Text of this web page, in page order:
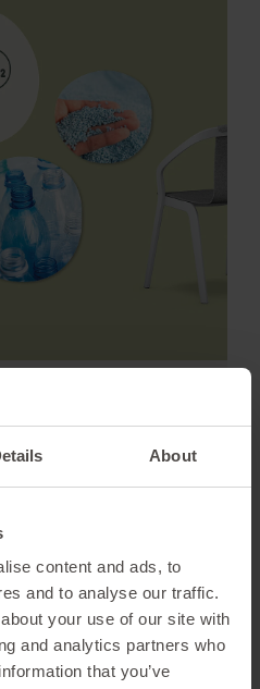
About
content and ads, to
and to analyse our traffic.
your use of our site with
and analytics partners who
that you’ve
een goed
circulaire
omgezet in
grondstoffen en de
manier